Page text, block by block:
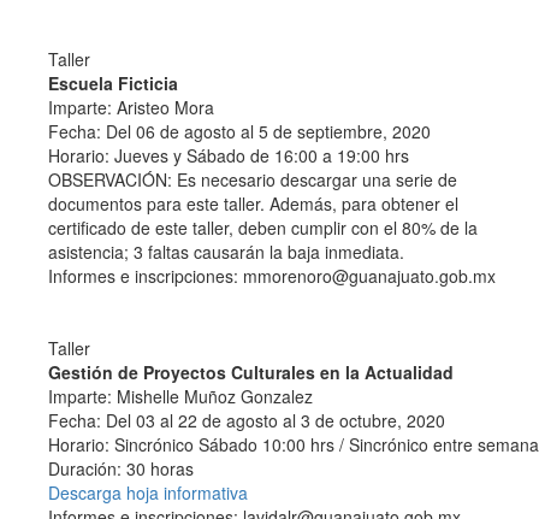
Taller
Escuela Ficticia
Imparte: Aristeo Mora
Fecha: Del 06 de agosto al 5 de septiembre, 2020
Horario: Jueves y Sábado de 16:00 a 19:00 hrs
OBSERVACIÓN: Es necesario descargar una serie de
documentos para este taller. Además, para obtener el
certificado de este taller, deben cumplir con el 80% de la
asistencia; 3 faltas causarán la baja inmediata.
Informes e inscripciones: mmorenoro@guanajuato.gob.mx
Taller
Gestión de Proyectos Culturales en la Actualidad
Imparte: Mishelle Muñoz Gonzalez
Fecha: Del 03 al 22 de agosto al 3 de octubre, 2020
Horario: Sincrónico Sábado 10:00 hrs / Sincrónico entre semana
Duración: 30 horas
Descarga hoja informativa